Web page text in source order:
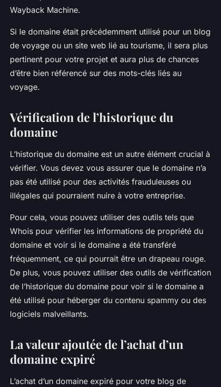
Wayback Machine.
Si le domaine était précédemment utilisé pour un blog
de voyage ou un site web lié au tourisme, il sera plus
pertinent pour votre projet et aura plus de chances
d’être bien référencé sur des mots-clés liés au
voyage.
Vérification de l’historique du
domaine
L’historique du domaine est un autre élément crucial à
vérifier. Vous devez vous assurer que le domaine n’a
pas été utilisé pour des activités frauduleuses ou
illégales qui pourraient nuire à votre entreprise.
Pour cela, vous pouvez utiliser des outils tels que
Whois pour vérifier les informations de propriété du
domaine et voir si le domaine a été transféré
fréquemment, ce qui pourrait être un drapeau rouge.
De plus, vous pouvez utiliser des outils de vérification
de l’historique du domaine pour voir si le domaine a
été utilisé pour héberger du contenu spammy ou des
logiciels malveillants.
La valeur ajoutée de l’achat d’un
domaine expiré
L’achat d’un domaine expiré pour votre blog de